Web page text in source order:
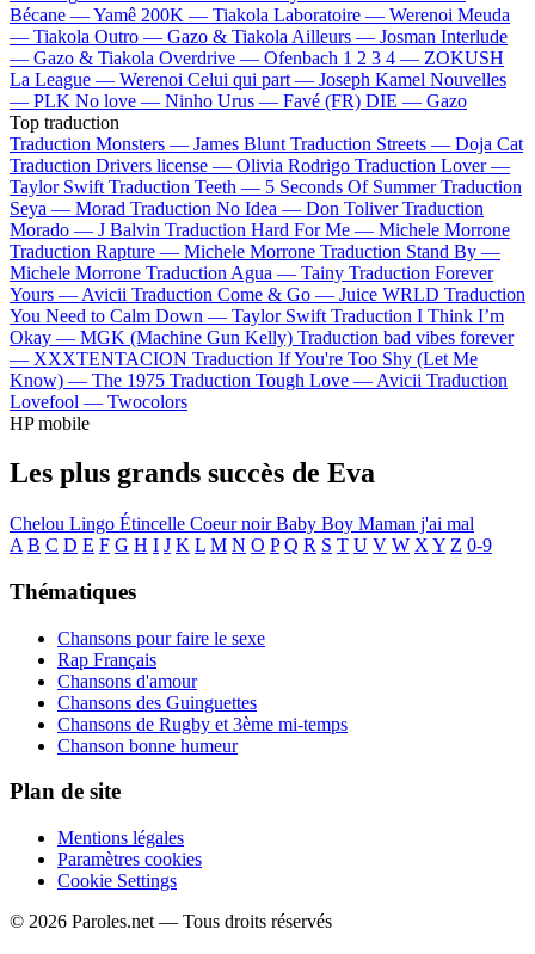
Bécane —Yamê 200K — Tiakola Laboratoire — Werenoi Meuda
— Tiakola Outro — Gazo & Tiakola Ailleurs — Josman Interlude
— Gazo & Tiakola Overdrive — Ofenbach 1 2 3 4 — ZOKUSH
La League — Werenoi Celui qui part — Joseph Kamel Nouvelles
— PLK No love — Ninho Urus — Favé (FR) DIE — Gazo
Top traduction
Traduction Monsters — James Blunt Traduction Streets — Doja Cat
Traduction Drivers license — Olivia Rodrigo Traduction Lover —
Taylor Swift Traduction Teeth — 5 Seconds Of Summer Traduction
Seya — Morad Traduction No Idea — Don Toliver Traduction
Morado — J Balvin Traduction Hard For Me — Michele Morrone
Traduction Rapture — Michele Morrone Traduction Stand By —
Michele Morrone Traduction Agua — Tainy Traduction Forever
Yours — Avicii Traduction Come & Go — Juice WRLD Traduction
You Need to Calm Down — Taylor Swift Traduction I Think I’m
Okay — MGK (Machine Gun Kelly) Traduction bad vibes forever
— XXXTENTACION Traduction If You're Too Shy (Let Me
Know) — The 1975 Traduction Tough Love — Avicii Traduction
Lovefool — Twocolors
HP mobile
Les plus grands succès de Eva
Chelou Lingo Étincelle Coeur noirBaby Boy Maman j'ai mal
A B C D E F G H I J K L M N O P Q R S T U V W X Y Z 0-9
Thématiques
Chansons pour faire le sexe
Rap Français
Chansons d'amour
Chansons des Guinguettes
Chansons de Rugby et 3ème mi-temps
Chanson bonne humeur
Plan de site
Mentions légales
Paramètres cookies
Cookie Settings
© 2026 Paroles.net — Tous droits réservés